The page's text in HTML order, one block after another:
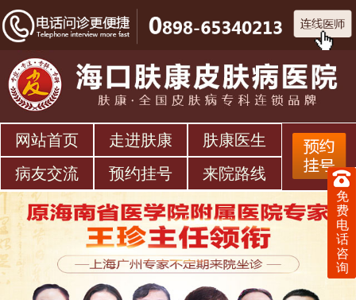
网站首页 走进肤康
肤康医生
病友交流
预约挂号 来院路线
免
费
电
话
咨
询